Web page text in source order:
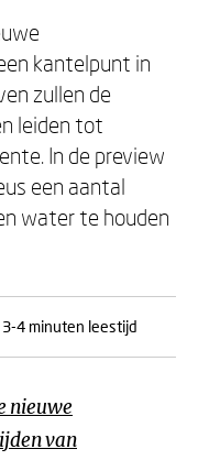
kantelpunt in
zullen de
leiden tot
In de preview
een aantal
water te houden
3-4 minuten leestijd
nieuwe
van